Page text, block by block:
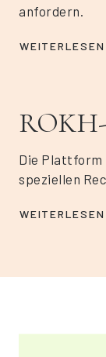
anfordern.
WEITERLESEN
Die Plattform
speziellen
WEITERLESEN